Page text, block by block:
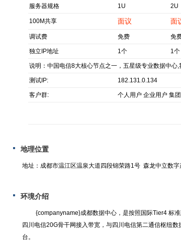
服务器规格 1U 2U
100M共享 面议 面
调试费 免费 免
独立IP地址 1个 1个
说明：中国电信8大核心节点之一，五星级专业数据中心,
测试IP: 182.131.0.134
客户群: 个人用户 企业用户 集
地理位置
地址：成都市温江区温泉大道四段锦荣路1号 森龙中立数字
环境介绍
{companyname}成都数据中心，是按照国际Tier4 标准
四川电信20G骨干网接入带宽，与四川电信第二通信枢纽
台。